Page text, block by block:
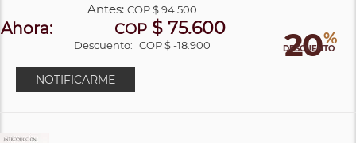
20%
DESCUENTO
Antes:COP$ 94.500
Ahora: COP $ 75.600
Descuento: COP $ -18.900
NOTIFICARME